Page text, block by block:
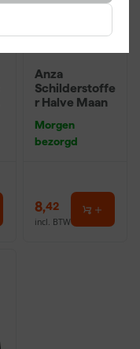
Anza
Schilderstoffe
r Halve Maan
Morgen
bezorgd
8,42
incl. BTW